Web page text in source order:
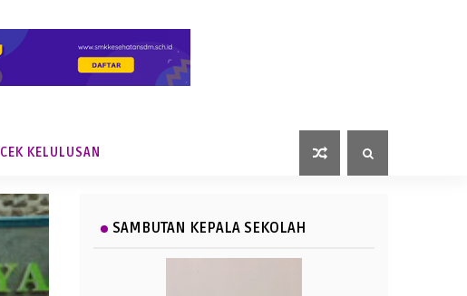
CEK KELULUSAN
SAMBUTAN KEPALA SEKOLAH